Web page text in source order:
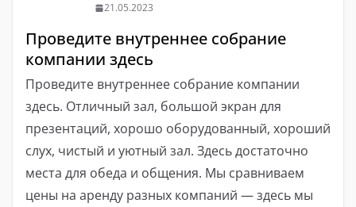
21.05.2023
Проведите внутреннее собрание
компании здесь
Проведите внутреннее собрание компании
здесь. Отличный зал, большой экран для
презентаций, хорошо оборудованный, хороший
слух, чистый и уютный зал. Здесь достаточно
места для обеда и общения. Мы сравниваем
цены на аренду разных компаний — здесь мы